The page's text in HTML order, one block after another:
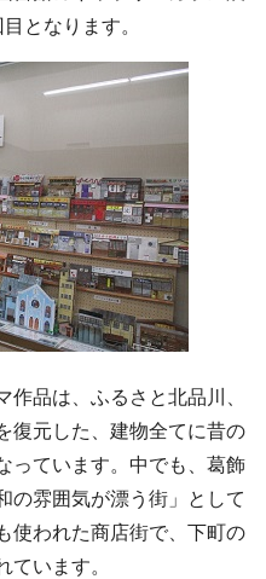
となります。
品は、ふるさと北品川、
復元した、建物全てに昔の
っています。中でも、葛飾
の雰囲気が漂う街」として
使われた商店街で、下町の
ています。